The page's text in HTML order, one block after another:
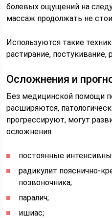
болевых ощущений на
массаж продолжать не
Используются такие
растирание, постукивание,
Осложнения и
Без медицинской помощи
расширяются,
прогрессируют, могут
осложнения:
постоянные
радикулит пояснично-
позвоночника;
паралич;
ишиас;